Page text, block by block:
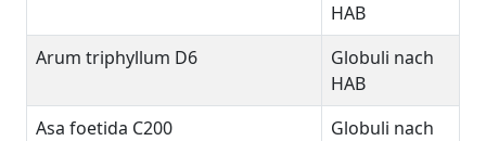
HAB
Arum triphyllum D6
Globuli nach
HAB
Asa foetida C200
Globuli nach